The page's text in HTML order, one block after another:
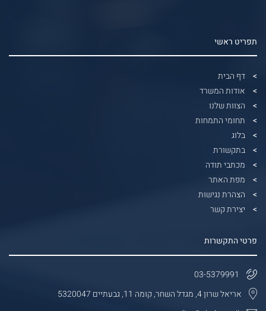
תפריט ראשי
דף הבית
אודות המשרד
הצוות שלנו
תחומי התמחות
בלוג
בתקשורת
מכתבי תודה
מפת האתר
הצהרת נגישות
יצירת קשר
פרטי התקשרות
03-5379991
אריאל שרון 4, מגדל השחר, קומה 11, גבעתיים 5320047